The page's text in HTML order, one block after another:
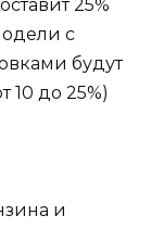
25%
с
будут
10 до 25%)